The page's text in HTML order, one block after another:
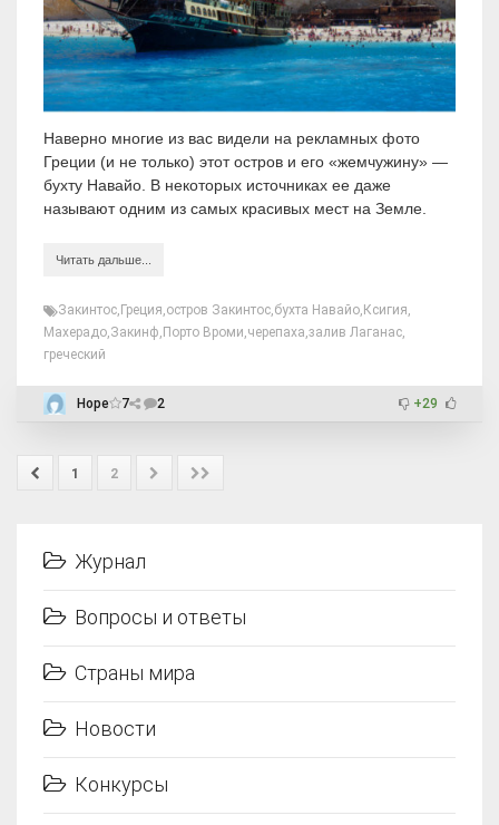
Наверно многие из вас видели на рекламных фото
Греции (и не только) этот остров и его «жемчужину» —
бухту Навайо. В некоторых источниках ее даже
называют одним из самых красивых мест на Земле.
Читать дальше...
Закинтос, Греция,остров Закинтос,бухта Навайо, Ксигия,
Махерадо,Закинф, Порто Вроми,черепаха,залив Лаганас,
греческий
Hope 7 2 +29
1 2
Журнал
Вопросы и ответы
Страны мира
Новости
Конкурсы